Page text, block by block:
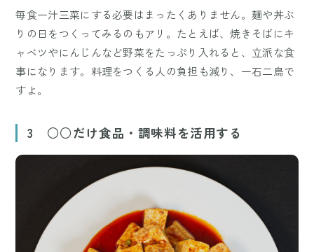
毎食一汁三菜にする必要はまったくありません。麺や丼ぶ
りの日をつくってみるのもアリ。たとえば、焼きそばにキ
ャベツやにんじんなど野菜をたっぷり入れると、立派な食
事になります。料理をつくる人の負担も減り、一石二鳥で
すよ。
3 ○○だけ食品・調味料を活用する